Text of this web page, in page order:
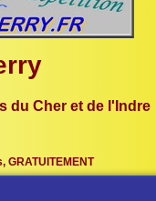
du Cher et de l'Indre
GRATUITEMENT